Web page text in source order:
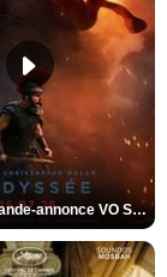
L'Odyssée Bande-annonce VO STFR